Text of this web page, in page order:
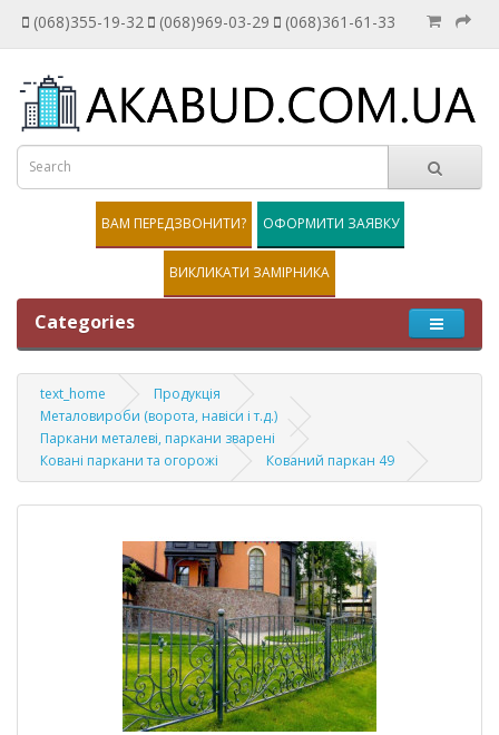
(068)355-19-32 (068)969-03-29 (068)361-61-33
ВАМ ПЕРЕДЗВОНИТИ? ОФОРМИТИ ЗАЯВКУ
ВИКЛИКАТИ ЗАМІРНИКА
Categories
text_home
Продукція
Металовироби (ворота, навіси і т.д.)
Паркани металеві, паркани зварені
Ковані паркани та огорожі
Кований паркан 49